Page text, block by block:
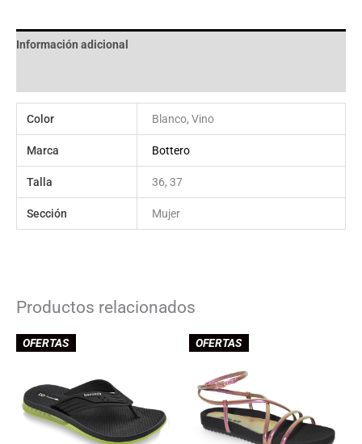
Información adicional
Color Blanco, Vino
Marca Bottero
Talla 36, 37
Sección Mujer
Productos relacionados
OFERTAS OFERTAS